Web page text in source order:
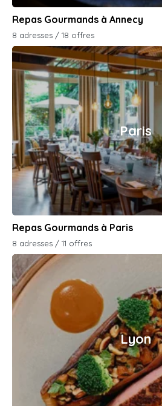
Repas Gourmands à Annecy
8 adresses / 18 offres
Paris
Repas Gourmands à Paris
8 adresses / 11 offres
Lyon